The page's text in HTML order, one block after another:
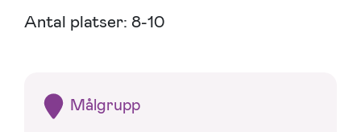
Antal platser: 8-10
Målgrupp